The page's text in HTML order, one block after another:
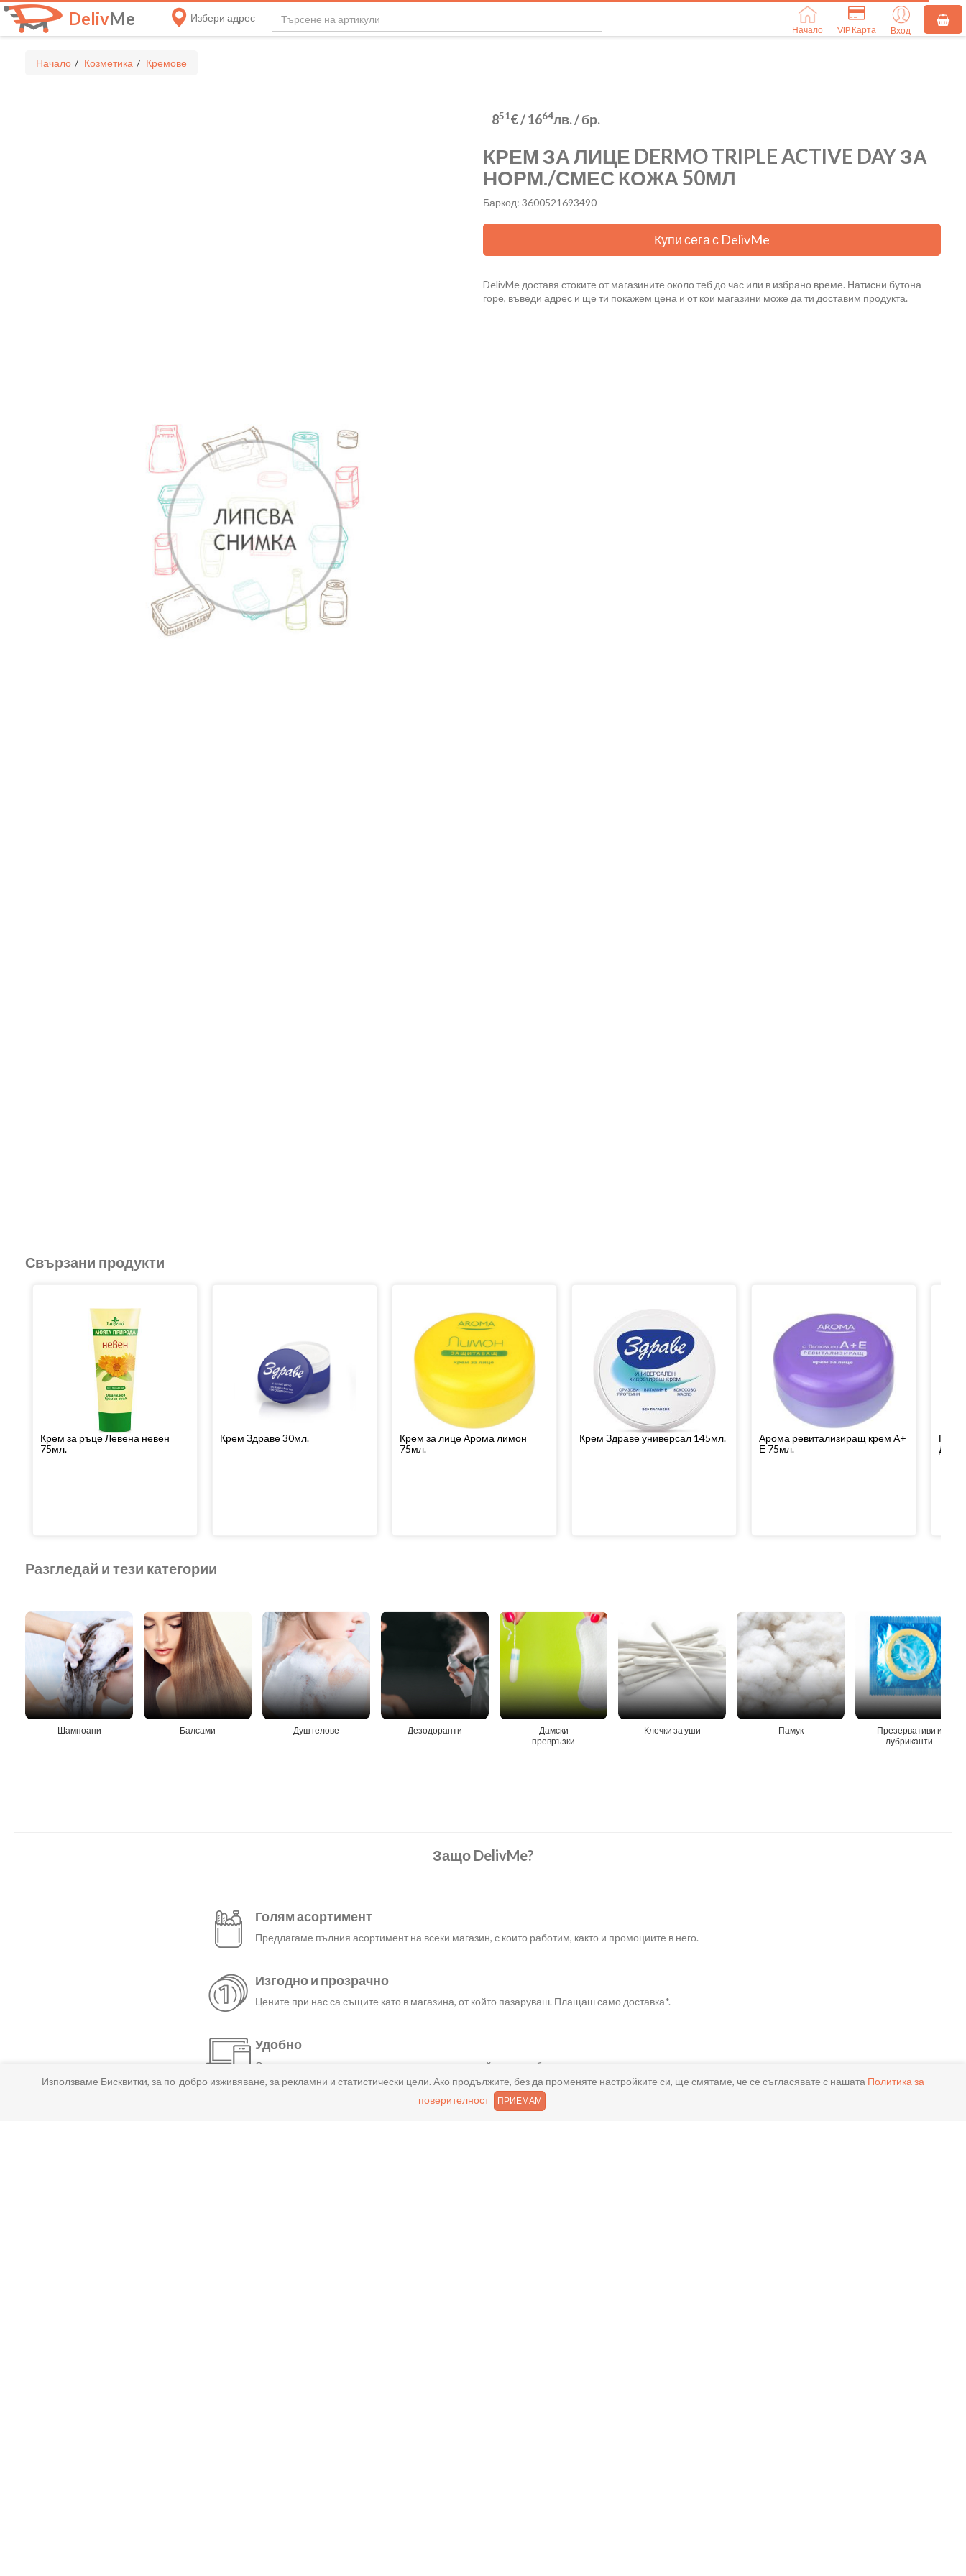
DelivMe Избери адрес
Начало VIP Карта Вход
Начало Козметика Кремове
851€/1664лв./ бр.
КРЕМ ЗА ЛИЦЕ DERMO TRIPLE ACTIVE DAY ЗА
НОРМ./СМЕС КОЖА 50МЛ
Баркод: 3600521693490
Купи сега с DelivMe
DelivMe доставя стоките от магазините около теб до час или в избрано време. Натисни бутона
горе, въведи адрес и ще ти покажем цена и от кои магазини може да ти доставим продукта.
Свързани продукти
Крем за ръце Левена невен
75мл.
Крем Здраве 30мл.
Крем за лице Арома лимон
75мл.
Крем Здраве универсал 145мл.
Арома ревитализиращ крем А+
Е 75мл.
Дева
Разгледай и тези категории
Шампоани Балсами Душ гелове Дезодоранти
Дамски
превръзки
Клечки за уши Памук
Презервативи и
лубриканти
Защо DelivMe?
Голям асортимент
Предлагаме пълния асортимент на всеки магазин, с които работим, както и промоциите в него.
Изгодно и прозрачно
Цените при нас са същите като в магазина, от който пазаруваш. Плащаш само доставка*.
Удобно
С няколко натискания създаваш поръчка, през сайта или мобилните ни приложения.
Използваме Бисквитки, за по-добро изживяване, за рекламни и статистически цели. Ако продължите, без да променяте настройките си, ще смятаме, че се съгласявате с нашата Политика за
поверителност
ПРИЕМАМ